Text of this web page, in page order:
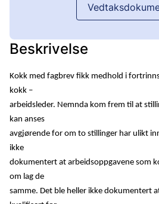
Beskrivelse
Kokk med fagbrev fikk medhold i
kokk –
arbeidsleder. Nemnda kom frem til at
kan anses
avgjørende for om to stillinger har ulikt
ikke
dokumentert at arbeidsoppgavene som
om lag de
samme. Det ble heller ikke dokumentert